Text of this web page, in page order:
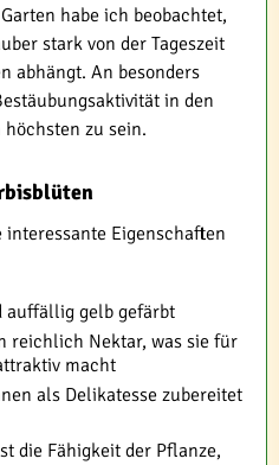
habe ich beobachtet,
stark von der Tageszeit
abhängt. An besonders
in den
zu sein.
Eigenschaften
auffällig gelb gefärbt
reichlich Nektar, was sie für
macht
als Delikatesse zubereitet
die Fähigkeit der Pflanze,